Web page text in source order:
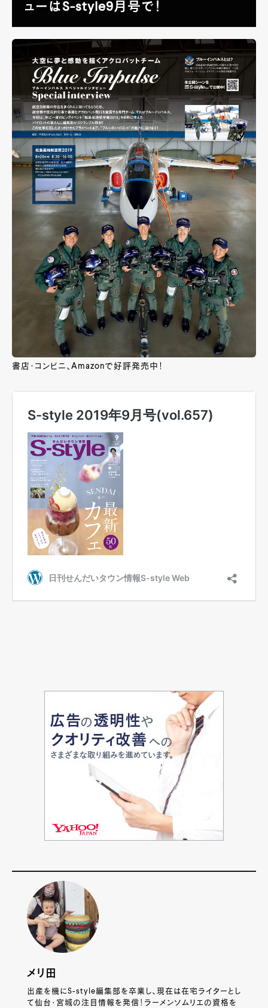
ューはS-style9月号で！
書店・コンビニ、Amazonで好評発売中！
メリ田
出産を機にS-style編集部を卒業し、現在は在宅ライターとし
て仙台・宮城の注目情報を発信！ラーメンソムリエの資格を